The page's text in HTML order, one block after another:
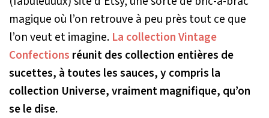
magique où l’on retrouve à peu près tout ce que
l’on veut et imagine. La collection Vintage
Confections réunit des collection entières de
sucettes, à toutes les sauces, y compris la
collection Universe, vraiment magnifique, qu’on
se le dise.